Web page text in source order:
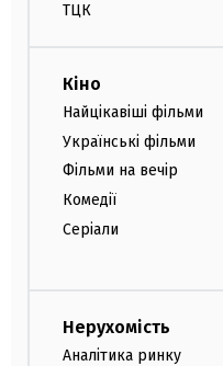
ТЦК
Кіно
Найцікавіші фільми
Українські фільми
Фільми на вечір
Комедії
Серіали
Нерухомість
Аналітика ринку